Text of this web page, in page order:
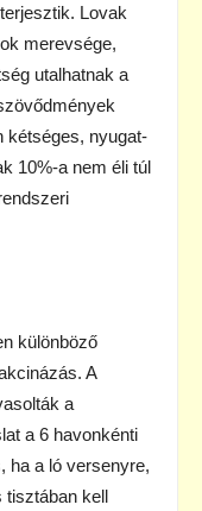
Lovak
merevsége,
utalhatnak a
kétséges, nyugat-
10%-a nem éli túl
különböző
A
a
a 6 havonkénti
ha a ló versenyre,
tisztában kell